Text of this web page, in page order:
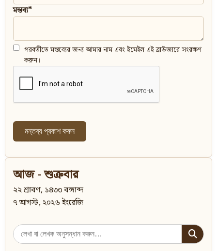
মন্তব্য*
পরবর্তীতে মন্তব্যের জন্য আমার নাম এবং ইমেইল এই ব্রাউজারে সংরক্ষণ
করুন।
আজ - শুক্রবার
২২ শ্রাবণ, ১৪৩৩ বঙ্গাব্দ
৭ আগস্ট, ২০২৬ ইংরেজি
Search
for: